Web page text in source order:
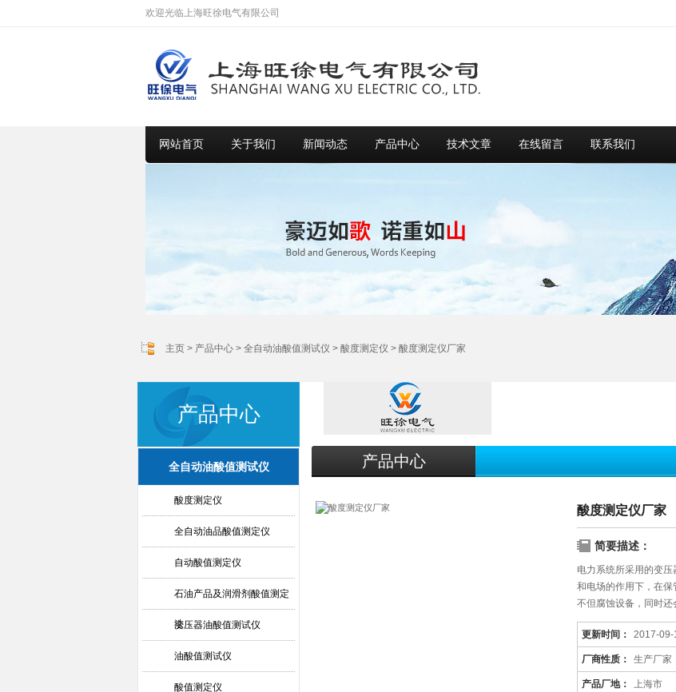
欢迎光临上海旺徐电气有限公司
网站首页 关于我们 新闻动态 产品中心 技术文章 在线留言 联系我们
主页 > 产品中心 > 全自动油酸值测试仪 > 酸度测定仪 > 酸度测定仪厂家
产品中心
全自动油酸值测试仪
酸度测定仪
全自动油品酸值测定仪
自动酸值测定仪
石油产品及润滑剂酸值测定
法
变压器油酸值测试仪
油酸值测试仪
酸值测定仪
产品中心
酸度测定仪厂家
简要描述：
电力系统所采用的变
和电场的作用下，在
不但腐蚀设备，同时
寿命缩短，造成巨大的
更新时间：
2017-09-
厂商性质： 生产厂家
产品厂地： 上海市